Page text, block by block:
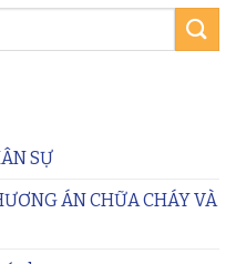
SỰ
ÁN CHỮA CHÁY VÀ